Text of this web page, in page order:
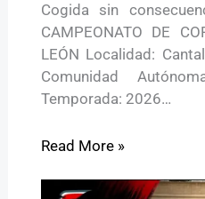
Cogida sin
CAMPEONATO DE
LEÓN Localidad:
Comunidad
Temporada: 2026…
Read More »